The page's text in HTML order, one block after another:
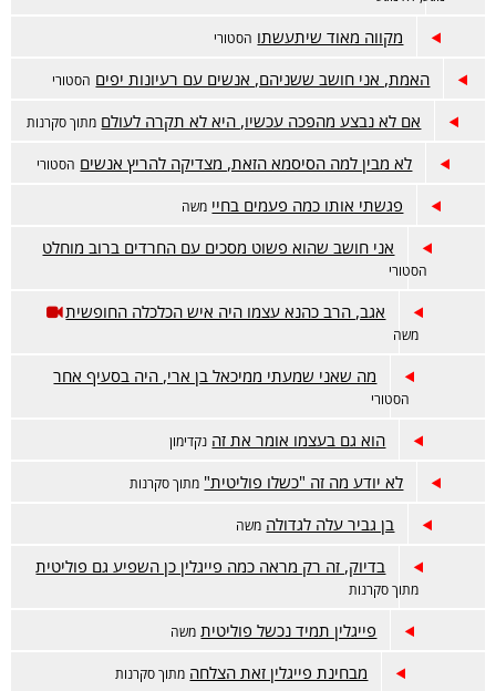
מקווה מאוד שיתעשתו הסטורי
האמת, אני חושב ששניהם, אנשים עם רעיונות יפים הסטורי
אם לא נבצע מהפכה עכשיו, היא לא תקרה לעולם מתוך סקרנות
לא מבין למה הסיסמא הזאת, מצדיקה להריץ אנשים הסטורי
פגשתי אותו כמה פעמים בחיי משה
אני חושב שהוא פשוט מסכים עם החרדים ברוב מוחלט
הסטורי
אגב, הרב כהנא עצמו היה איש הכלכלה החופשית
משה
מה שאני שמעתי ממיכאל בן ארי, היה בסעיף אחר
הסטורי
הוא גם בעצמו אומר את זה נקדימון
לא יודע מה זה "כשלו פוליטית" מתוך סקרנות
בן גביר עלה לגדולה משה
בדיוק, זה רק מראה כמה פייגלין כן השפיע גם פוליטית
מתוך סקרנות
פייגלין תמיד נכשל פוליטית משה
מבחינת פייגלין זאת הצלחה מתוך סקרנות